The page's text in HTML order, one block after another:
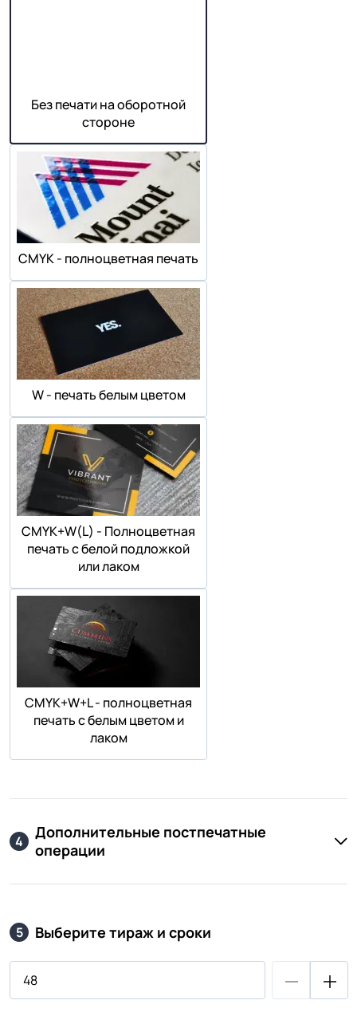
Без печати на оборотной
стороне
СMYK - полноцветная печать
W - печать белым цветом
СMYK+W(L) - Полноцветная
печать с белой подложкой
или лаком
СMYK+W+L - полноцветная
печать с белым цветом и
лаком
4
Дополнительные постпечатные
операции
5 Выберите тираж и сроки